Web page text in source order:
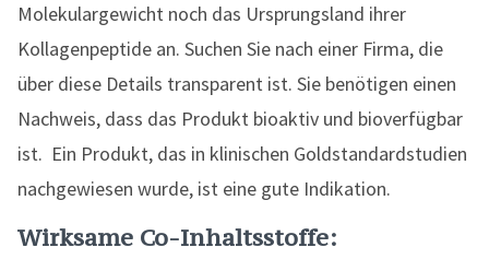
Molekulargewicht noch das Ursprungsland ihrer
Kollagenpeptide an. Suchen Sie nach einer Firma, die
über diese Details transparent ist. Sie benötigen einen
Nachweis, dass das Produkt bioaktiv und bioverfügbar
ist. Ein Produkt, das in klinischen Goldstandardstudien
nachgewiesen wurde, ist eine gute Indikation.
Wirksame Co-Inhaltsstoffe: